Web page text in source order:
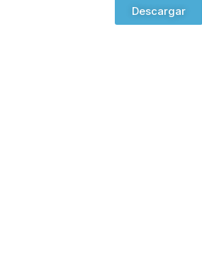
Descargar